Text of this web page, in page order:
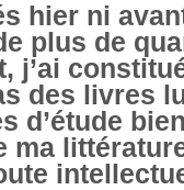
hier ni
plus de
j’ai
des livres
d’étude
ma